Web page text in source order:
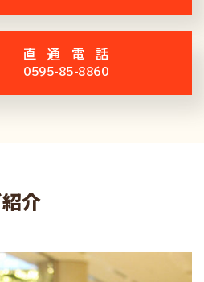
直通電話
0595-85-8860
介